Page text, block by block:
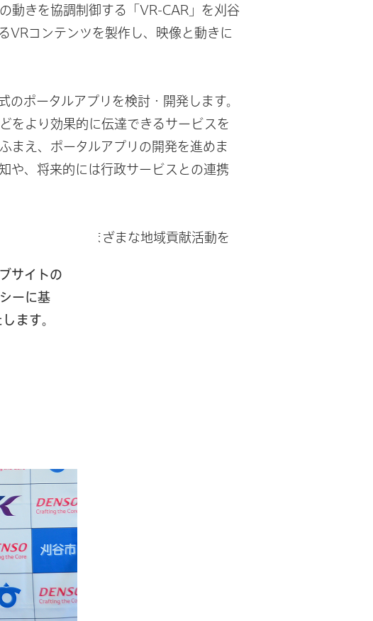
動きを協調制御する「VR-CAR」を刈谷
VRコンテンツを製作し、映像と動きに
ポータルアプリを検討・開発します。
をより効果的に伝達できるサービスを
まえ、ポータルアプリの開発を進めま
や、将来的には行政サービスとの連携
、今後も、さまざまな地域貢献活動を
サイトの
ーに基
ます。